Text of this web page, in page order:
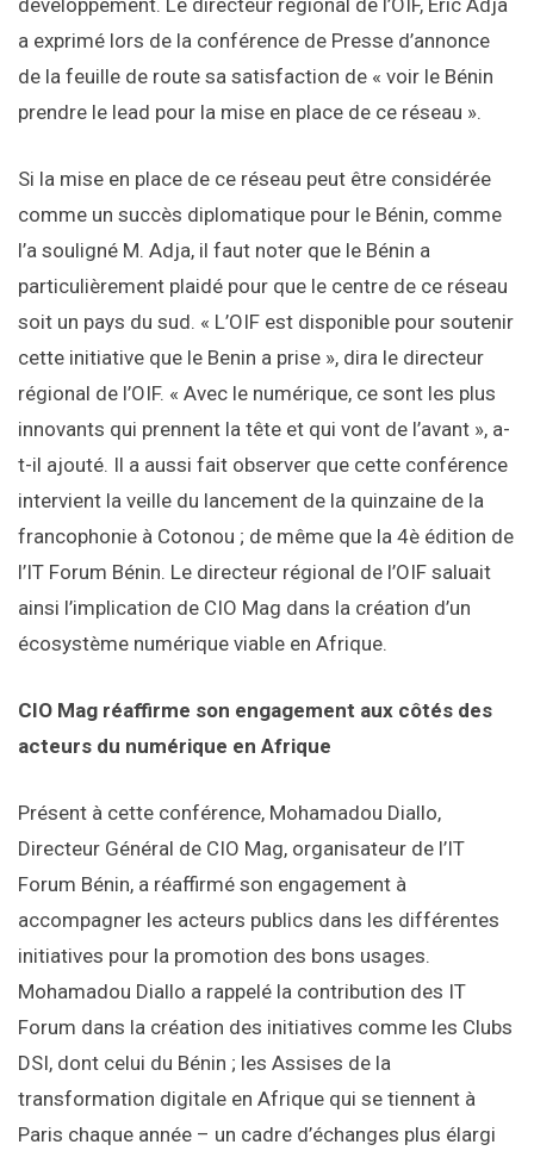
développement. Le directeur régional de l’OIF, Eric Adja
a exprimé lors de la conférence de Presse d’annonce
de la feuille de route sa satisfaction de « voir le Bénin
prendre le lead pour la mise en place de ce réseau ».
Si la mise en place de ce réseau peut être considérée
comme un succès diplomatique pour le Bénin, comme
l’a souligné M. Adja, il faut noter que le Bénin a
particulièrement plaidé pour que le centre de ce réseau
soit un pays du sud. « L’OIF est disponible pour soutenir
cette initiative que le Benin a prise », dira le directeur
régional de l’OIF. « Avec le numérique, ce sont les plus
innovants qui prennent la tête et qui vont de l’avant », a-
t-il ajouté. Il a aussi fait observer que cette conférence
intervient la veille du lancement de la quinzaine de la
francophonie à Cotonou ; de même que la 4è édition de
l’IT Forum Bénin. Le directeur régional de l’OIF saluait
ainsi l’implication de CIO Mag dans la création d’un
écosystème numérique viable en Afrique.
CIO Mag réaffirme son engagement aux côtés des
acteurs du numérique en Afrique
Présent à cette conférence, Mohamadou Diallo,
Directeur Général de CIO Mag, organisateur de l’IT
Forum Bénin, a réaffirmé son engagement à
accompagner les acteurs publics dans les différentes
initiatives pour la promotion des bons usages.
Mohamadou Diallo a rappelé la contribution des IT
Forum dans la création des initiatives comme les Clubs
DSI, dont celui du Bénin ; les Assises de la
transformation digitale en Afrique qui se tiennent à
Paris chaque année – un cadre d’échanges plus élargi